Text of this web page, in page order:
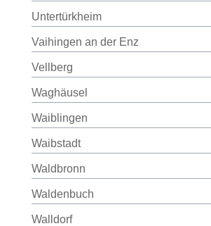
Untertürkheim
Vaihingen an der Enz
Vellberg
Waghäusel
Waiblingen
Waibstadt
Waldbronn
Waldenbuch
Walldorf